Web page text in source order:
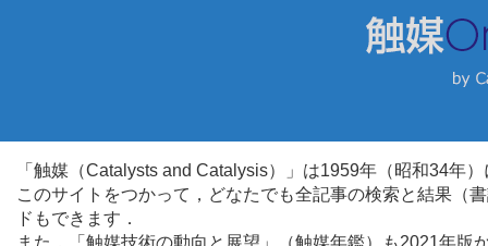
「触媒（Catalysts and Catalysis）」は1959年（昭和34年
このサイトをつかって，どなたでも全記事の検索と結果（
ドもできます．
また，「触媒技術の動向と展望」（触媒年鑑）も2021年